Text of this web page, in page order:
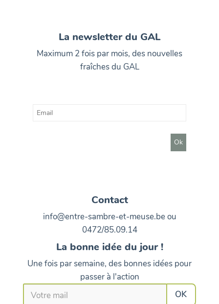
La newsletter du GAL
Maximum 2 fois par mois, des nouvelles
fraîches du GAL
Contact
info@entre-sambre-et-meuse.be ou
0472/85.09.14
La bonne idée du jour !
Une fois par semaine, des bonnes idées pour
passer à l'action